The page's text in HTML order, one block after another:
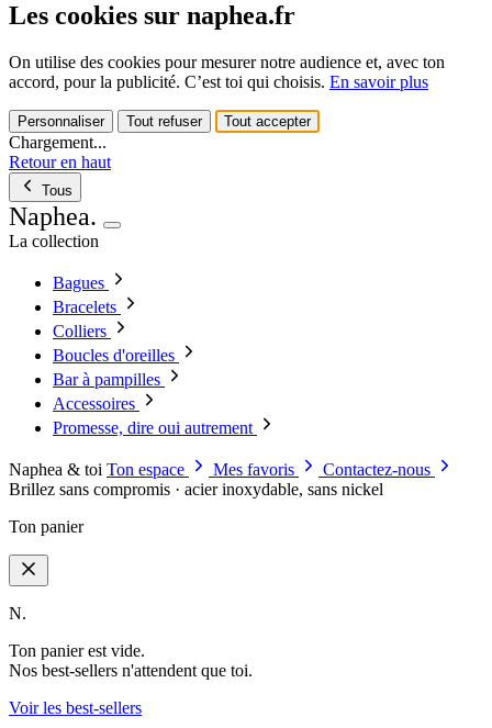
Les cookies sur naphea.fr
On utilise des cookies pour mesurer notre audience et, avec ton
accord, pour la publicité. C’est toi qui choisis. En savoir plus
Personnaliser Tout refuser Tout accepter
Chargement...
Retour en haut
Tous
Naphea.
La collection
Bagues
Bracelets
Colliers
Boucles d'oreilles
Bar à pampilles
Accessoires
Promesse, dire oui autrement
Naphea & toi Ton espace Mes favoris
Contactez-nous
Brillez sans compromis · acier inoxydable, sans nickel
Ton panier
N.
Ton panier est vide.
Nos best-sellers n'attendent que toi.
Voir les best-sellers